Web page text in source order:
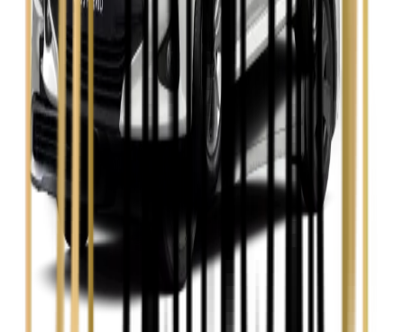
Skoda Octavia
Zobacz
Toyota Avensis
Zobacz
Toyota Camry
Zobacz
Toyota Corolla
Toyota Prius